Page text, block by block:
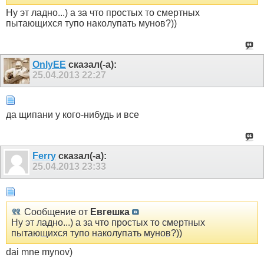
Ну эт ладно...) а за что простых то смертных
пытающихся тупо наколупать мунов?))
OnlyEE сказал(-а):
25.04.2013 22:27
да щипани у кого-нибудь и все
Ferry сказал(-а):
25.04.2013 23:33
Сообщение от Евгешка
Ну эт ладно...) а за что простых то смертных
пытающихся тупо наколупать мунов?))
dai mne mynov)